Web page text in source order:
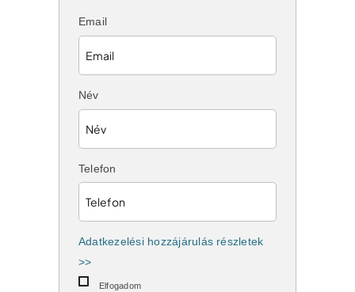
Email
Név
Telefon
Adatkezelési hozzájárulás részletek
>>
Elfogadom